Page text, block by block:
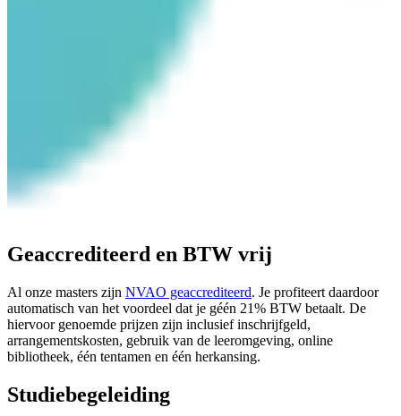
Geaccrediteerd en BTW vrij
Al onze masters zijn NVAO geaccrediteerd. Je profiteert daardoor
automatisch van het voordeel dat je géén 21% BTW betaalt. De
hiervoor genoemde prijzen zijn inclusief inschrijfgeld,
arrangementskosten, gebruik van de leeromgeving, online
bibliotheek, één tentamen en één herkansing.
Studiebegeleiding